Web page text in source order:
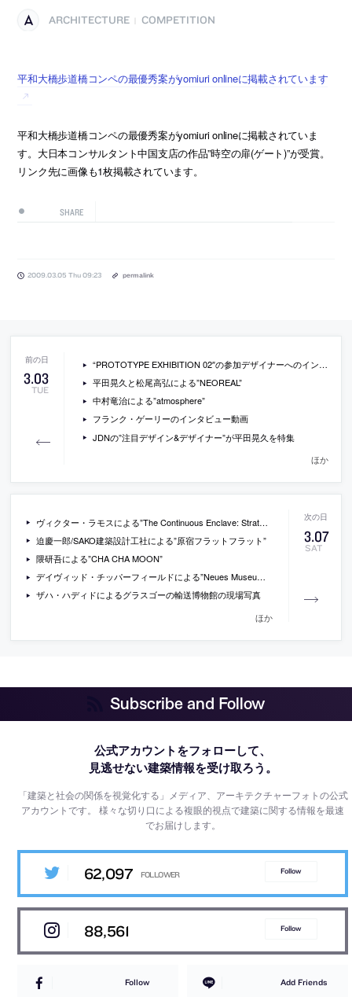
ARCHITECTURE COMPETITION
平和大橋歩道橋コンペの最優秀案がyomiuri onlineに掲載されています
平和大橋歩道橋コンペの最優秀案がyomiuri onlineに掲載されていま
す。大日本コンサルタント中国支店の作品”時空の扉(ゲート)”が受賞。
リンク先に画像も1枚掲載されています。
SHARE
2009.03.05 Thu 09:23 permalink
3.03
TUE
“PROTOTYPE EXHIBITION 02″の参加デザイナーへのインタビュー動画
平田晃久と松尾高弘による”NEOREAL”
中村竜治による”atmosphere”
フランク・ゲーリーのインタビュー動画
JDNの”注目デザイン&デザイナー”が平田晃久を特集
ほか
3.07
SAT
ヴィクター・ラモスによる”The Continuous Enclave: Strategies in Bypass Urbanism”
迫慶一郎/SAKO建築設計工社による”原宿フラットフラット”
隈研吾による”CHA CHA MOON”
デイヴィッド・チッパーフィールドによる”Neues Museum”の写真
ザハ・ハディドによるグラスゴーの輸送博物館の現場写真
ほか
Subscribe and Follow
公式アカウントをフォローして、
見逃せない建築情報を受け取ろう。
「建築と社会の関係を視覚化する」メディア、アーキテクチャーフォトの公式
アカウントです。様々な切り口による複眼的視点で建築に関する情報を最速
でお届けします。
62,097 Follow
88,561 Follow
Follow Add Friends